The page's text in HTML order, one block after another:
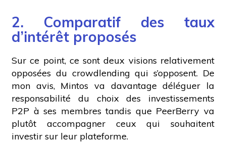
2. Comparatif des taux
d’intérêt proposés
Sur ce point, ce sont deux visions relativement
opposées du crowdlending qui s’opposent. De
mon avis, Mintos va davantage déléguer la
responsabilité du choix des investissements
P2P à ses membres tandis que PeerBerry va
plutôt accompagner ceux qui souhaitent
investir sur leur plateforme.